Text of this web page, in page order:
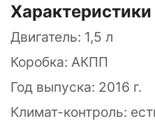
Характеристики
Двигатель: 1,5 л
Коробка: АКПП
Год выпуска: 2016 г.
Климат-контроль: